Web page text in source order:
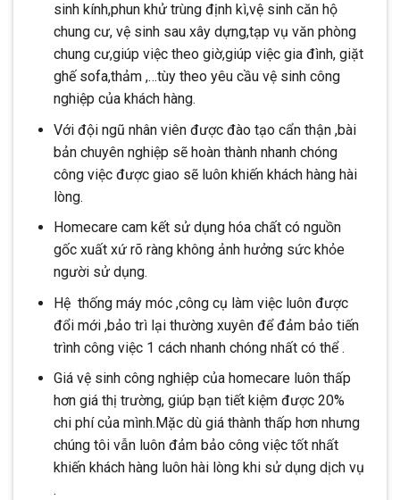
sinh kính,phun khử trùng định kì,vệ sinh căn hộ
chung cư, vệ sinh sau xây dựng,tạp vụ văn phòng
chung cư,giúp việc theo giờ,giúp việc gia đình, giặt
ghế sofa,thảm ,…tùy theo yêu cầu vệ sinh công
nghiệp của khách hàng.
Với đội ngũ nhân viên được đào tạo cẩn thận ,bài
bản chuyên nghiệp sẽ hoàn thành nhanh chóng
công việc được giao sẽ luôn khiến khách hàng hài
lòng.
Homecare cam kết sử dụng hóa chất có nguồn
gốc xuất xứ rõ ràng không ảnh hưởng sức khỏe
người sử dụng.
Hệ thống máy móc ,công cụ làm việc luôn được
đổi mới ,bảo trì lại thường xuyên để đảm bảo tiến
trình công việc 1 cách nhanh chóng nhất có thể .
Giá vệ sinh công nghiệp của homecare luôn thấp
hơn giá thị trường, giúp bạn tiết kiệm được 20%
chi phí của mình.Mặc dù giá thành thấp hơn nhưng
chúng tôi vẫn luôn đảm bảo công việc tốt nhất
khiến khách hàng luôn hài lòng khi sử dụng dịch vụ
.